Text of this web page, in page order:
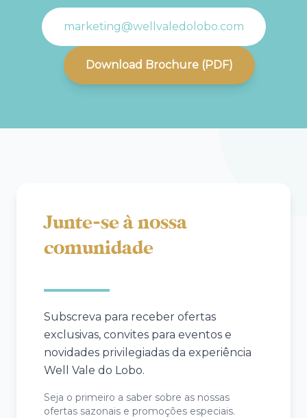
marketing@wellvaledolobo.com
Download Brochure (PDF)
Junte-se à nossa
comunidade
Subscreva para receber ofertas
exclusivas, convites para eventos e
novidades privilegiadas da experiência
Well Vale do Lobo.
Seja o primeiro a saber sobre as nossas
ofertas sazonais e promoções especiais.